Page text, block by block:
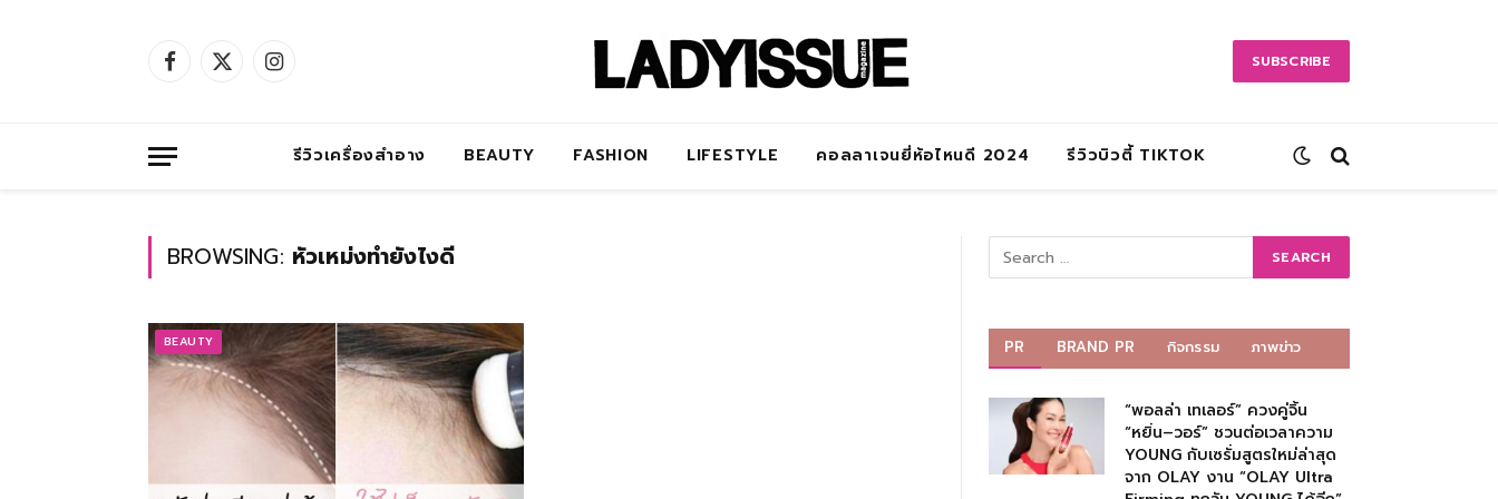
Facebook
X
Instagram SUBSCRIBE
รีวิวเครื่องสำอาง BEAUTY FASHION LIFESTYLE คอลลาเจนยี่ห้อไหนดี 2024 รีวิวบิวตี้ TIKTOK
BROWSING: หัวเหม่งทำยังไงดี
BEAUTY PR BRAND PR กิจกรรม ภาพข่าว
“พอลล่า เทเลอร์” ควงคู่จิ้น
“หยิ่น–วอร์” ชวนต่อเวลาความ
YOUNG กับเซรั่มสูตรใหม่ล่าสุด
จาก OLAY งาน “OLAY Ultra